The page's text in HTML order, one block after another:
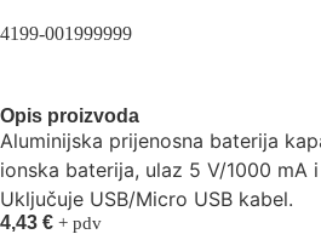
4199-001999999
Opis proizvoda
Aluminijska prijenosna baterija
ionska baterija, ulaz 5 V/1000 mA
Uključuje USB/Micro USB kabel.
4,43 € + pdv